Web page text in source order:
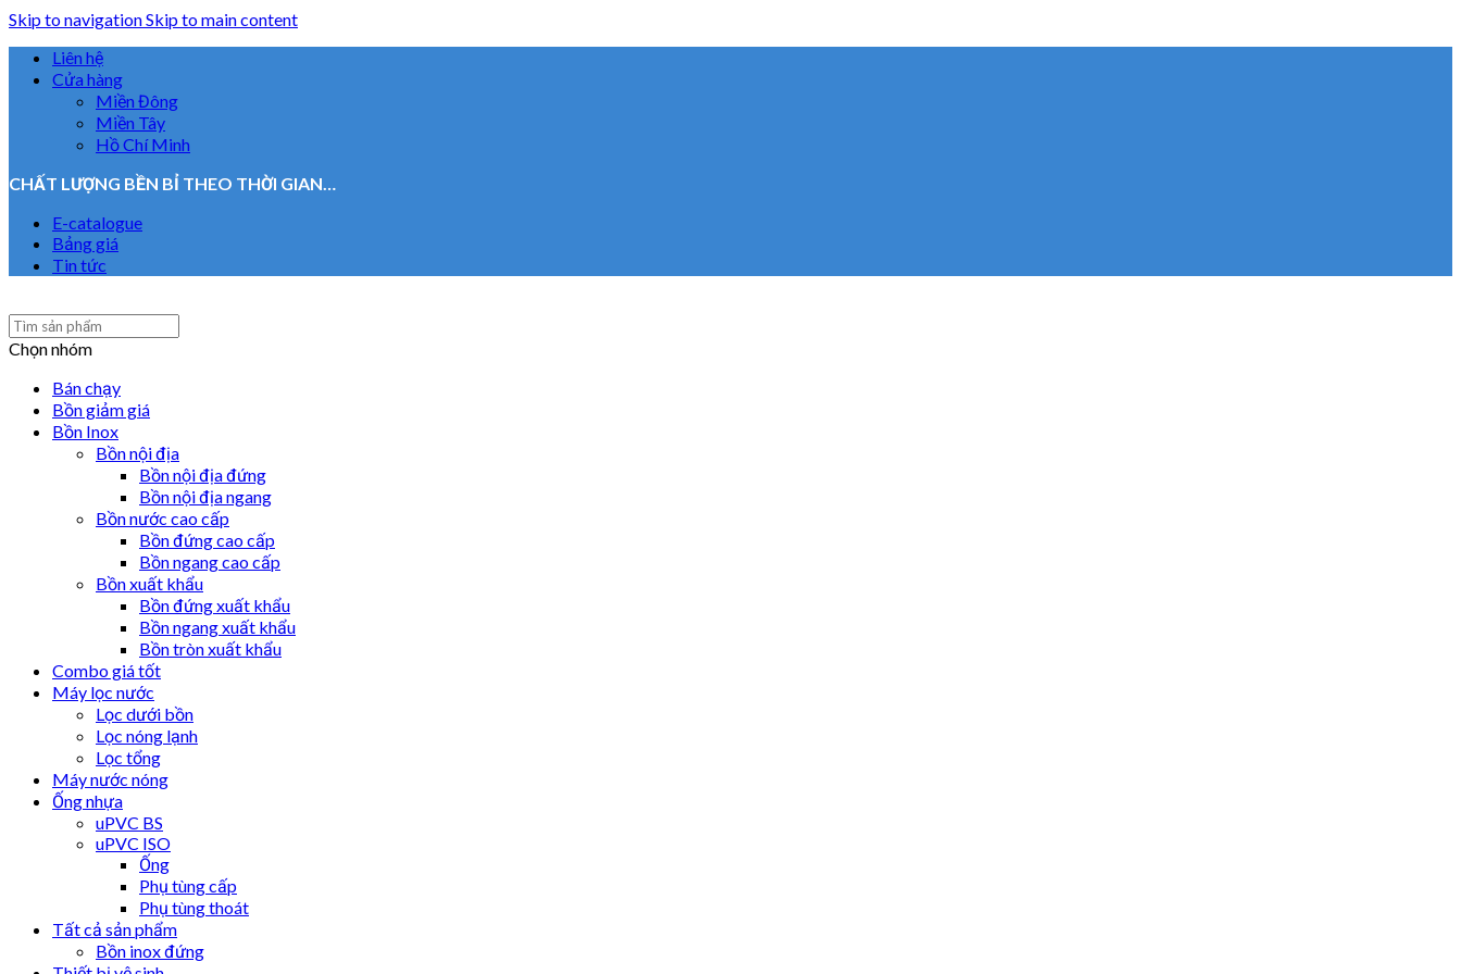
Skip to navigationSkip to main content
Liên hệ
Cửa hàng
Miền Đông
Miền Tây
Hồ Chí Minh
CHẤT LƯỢNG BỀN BỈ THEO THỜI GIAN…
E-catalogue
Bảng giá
Tin tức
Chọn nhóm
Bán chạy
Bồn giảm giá
Bồn Inox
Bồn nội địa
Bồn nội địa đứng
Bồn nội địa ngang
Bồn nước cao cấp
Bồn đứng cao cấp
Bồn ngang cao cấp
Bồn xuất khẩu
Bồn đứng xuất khẩu
Bồn ngang xuất khẩu
Bồn tròn xuất khẩu
Combo giá tốt
Máy lọc nước
Lọc dưới bồn
Lọc nóng lạnh
Lọc tổng
Máy nước nóng
Ống nhựa
uPVC BS
uPVC ISO
Ống
Phụ tùng cấp
Phụ tùng thoát
Tất cả sản phẩm
Bồn inox đứng